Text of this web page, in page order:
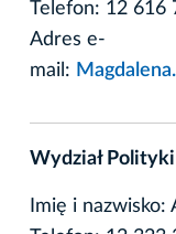
Telefon: 12 616
Adres e-
mail:
Wydział
Imię i nazwisko: